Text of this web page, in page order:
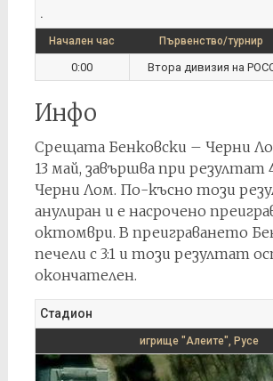
.
Начален час Първенство/турнир
0:00 Втора дивизия на
Инфо
Срещата Бенковски – Черни
13 май, завършва при резултат
Черни Лом. По-късно този
анулиран и е насрочено
октомври. В преиграването
печели с 3:1 и този резултат
окончателен.
Стадион
игрище "Алеите", Русе